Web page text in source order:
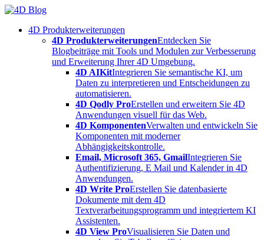
Skip
content4D Produkterweiterungen
4D ProdukterweiterungenEntdecken Sie
Blogbeiträge mit Tools und Modulen zur Verbesserung
und Erweiterung Ihrer 4D Umgebung.
4D AIKitIntegrieren Sie semantische KI, um
Daten zu interpretieren und Entscheidungen zu
automatisieren.
4D Qodly ProErstellen und erweitern Sie 4D
Anwendungen visuell für das Web.
4D KomponentenVerwalten und entwickeln Sie
Komponenten mit moderner
Abhängigkeitskontrolle.
Email, Microsoft 365, GmailIntegrieren Sie
Authentifizierung, E Mail und Kalender in 4D
Anwendungen.
4D Write ProErstellen Sie datenbasierte
Dokumente mit dem 4D
Textverarbeitungsprogramm und integriertem KI
Assistenten.
4D View ProVisualisieren Sie Daten und